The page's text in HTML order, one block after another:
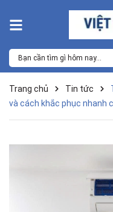
Trang chủ Tin tức
và cách khắc phục nhanh